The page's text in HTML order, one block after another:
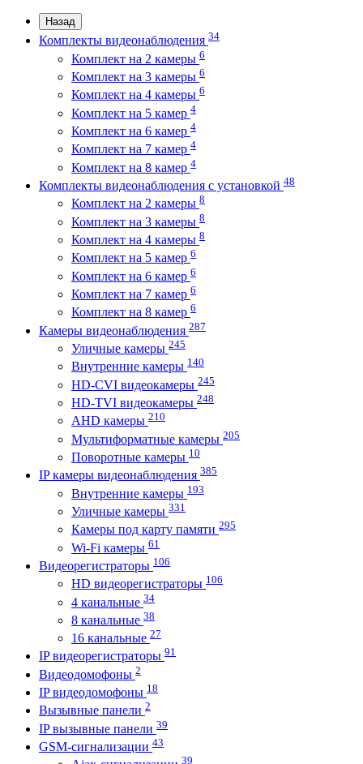
Назад
Комплекты видеонаблюдения 34
Комплект на 2 камеры 6
Комплект на 3 камеры 6
Комплект на 4 камеры 6
Комплект на 5 камер 4
Комплект на 6 камер 4
Комплект на 7 камер 4
Комплект на 8 камер 4
Комплекты видеонаблюдения с установкой 48
Комплект на 2 камеры 8
Комплект на 3 камеры 8
Комплект на 4 камеры 8
Комплект на 5 камер 6
Комплект на 6 камер 6
Комплект на 7 камер 6
Комплект на 8 камер 6
Камеры видеонаблюдения 287
Уличные камеры 245
Внутренние камеры 140
HD-CVI видеокамеры 245
HD-TVI видеокамеры 248
AHD камеры 210
Мультиформатные камеры 205
Поворотные камеры 10
IP камеры видеонаблюдения 385
Внутренние камеры 193
Уличные камеры 331
Камеры под карту памяти 295
Wi-Fi камеры 61
Видеорегистраторы 106
HD видеорегистраторы 106
4 канальные 34
8 канальные 38
16 канальные 27
IP видеорегистраторы 91
Видеодомофоны 2
IP видеодомофоны 18
Вызывные панели 2
IP вызывные панели 39
GSM-сигнализации 43
39